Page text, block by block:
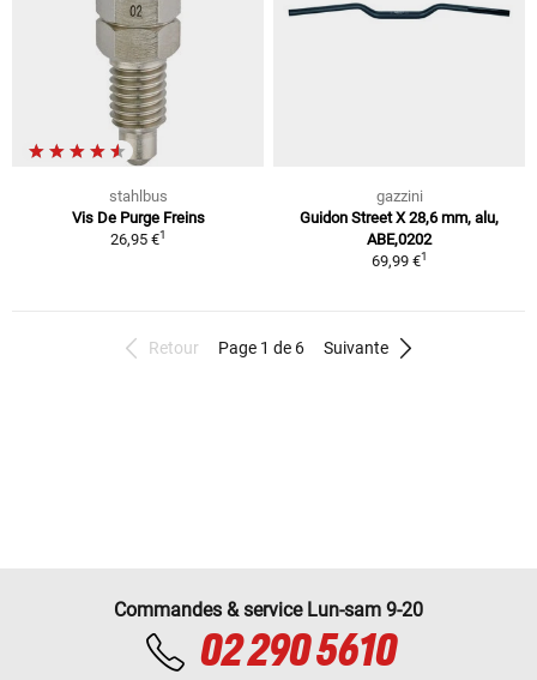
stahlbus
Vis De Purge Freins
26,95 €1
gazzini
Guidon Street X 28,6 mm, alu,
ABE,0202
69,99 €1
Retour Page 1 de 6 Suivante
Commandes & service Lun-sam 9-20
02 290 5610